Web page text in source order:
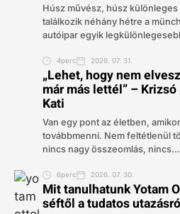
Húsz művész, húsz
találkozik néhány hétre a
autóipar egyik
4perc 2026. 07. 31.
„Lehet, hogy nem
már más lettél” –
Kati
Van egy pont az életben,
továbbmenni. Nem feltétlenül
nincs nagy összeomlás, nincs...
6perc 2026. 07. 30.
Mit tanulhatunk Yotam
séftől a tudatos